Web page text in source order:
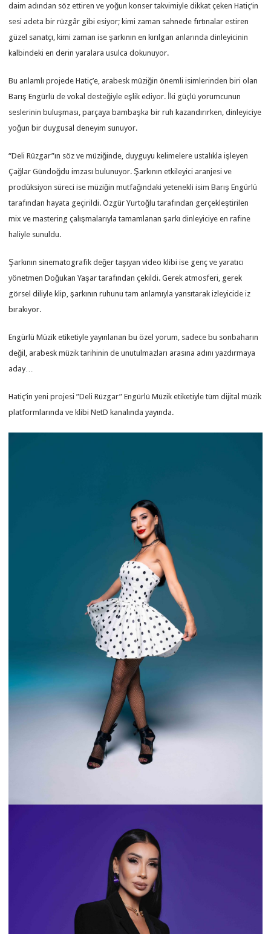
daim adından söz ettiren ve yoğun konser takvimiyle dikkat çeken Hatiç’in
sesi adeta bir rüzgâr gibi esiyor; kimi zaman sahnede fırtınalar estiren
güzel sanatçı, kimi zaman ise şarkının en kırılgan anlarında dinleyicinin
kalbindeki en derin yaralara usulca dokunuyor.
Bu anlamlı projede Hatiç’e, arabesk müziğin önemli isimlerinden biri olan
Barış Engürlü de vokal desteğiyle eşlik ediyor. İki güçlü yorumcunun
seslerinin buluşması, parçaya bambaşka bir ruh kazandırırken, dinleyiciye
yoğun bir duygusal deneyim sunuyor.
“Deli Rüzgar”ın söz ve müziğinde, duyguyu kelimelere ustalıkla işleyen
Çağlar Gündoğdu imzası bulunuyor. Şarkının etkileyici aranjesi ve
prodüksiyon süreci ise müziğin mutfağındaki yetenekli isim Barış Engürlü
tarafından hayata geçirildi. Özgür Yurtoğlu tarafından gerçekleştirilen
mix ve mastering çalışmalarıyla tamamlanan şarkı dinleyiciye en rafine
haliyle sunuldu.
Şarkının sinematografik değer taşıyan video klibi ise genç ve yaratıcı
yönetmen Doğukan Yaşar tarafından çekildi. Gerek atmosferi, gerek
görsel diliyle klip, şarkının ruhunu tam anlamıyla yansıtarak izleyicide iz
bırakıyor.
Engürlü Müzik etiketiyle yayınlanan bu özel yorum, sadece bu sonbaharın
değil, arabesk müzik tarihinin de unutulmazları arasına adını yazdırmaya
aday…
Hatiç’in yeni projesi ”Deli Rüzgar” Engürlü Müzik etiketiyle tüm dijital müzik
platformlarında ve klibi NetD kanalında yayında.